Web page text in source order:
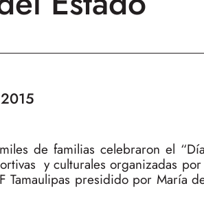
de familias celebraron el
y culturales organizadas
Tamaulipas presidido por María